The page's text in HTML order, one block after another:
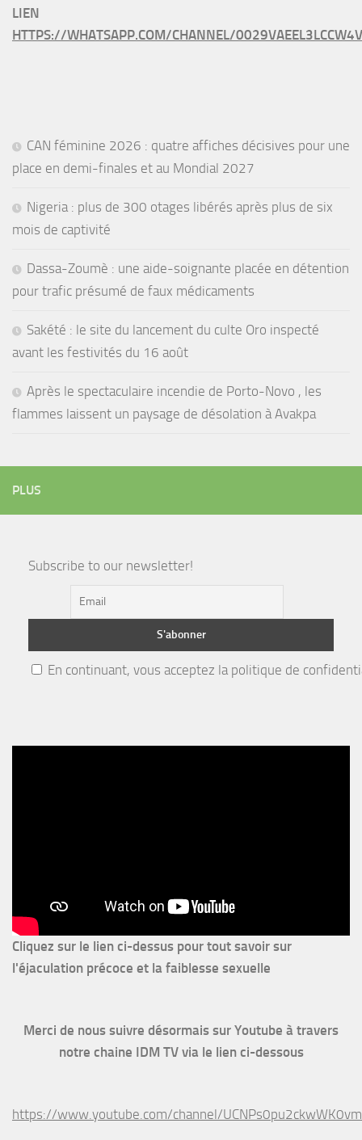
LIEN
HTTPS://WHATSAPP.COM/CHANNEL/
CAN féminine 2026 : quatre affiches décisives pour une
place en demi-finales et au Mondial 2027
Nigeria : plus de 300 otages libérés après plus de six
mois de captivité
Dassa-Zoumè : une aide-soignante placée en détention
pour trafic présumé de faux médicaments
Sakété : le site du lancement du culte Oro inspecté
avant les festivités du 16 août
Après le spectaculaire incendie de Porto-Novo , les
flammes laissent un paysage de désolation à Avakpa
PLUS
Subscribe to our newsletter!
En continuant, vous acceptez la politique de
Cliquez sur le lien ci-dessus pour tout savoir sur
l'éjaculation précoce et la faiblesse sexuelle
Merci de nous suivre désormais sur Youtube à travers
notre chaine IDM TV via le lien ci-dessous
https://www.youtube.com/channel/